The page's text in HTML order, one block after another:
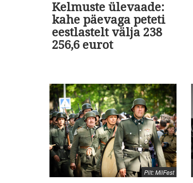
Kelmuste ülevaade:
kahe päevaga peteti
eestlastelt välja 238
256,6 eurot
Pilt: MilFest